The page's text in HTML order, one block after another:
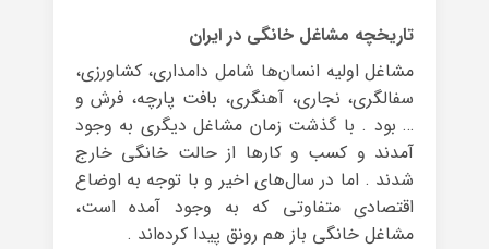
تاریخچه مشاغل خانگی در ایران
مشاغل اولیه انسان‌ها شامل دامداری، کشاورزی،
سفالگری، نجاری، آهنگری، بافت پارچه، فرش و
… بود . با گذشت زمان مشاغل دیگری به وجود
آمدند و کسب و کارها از حالت خانگی خارج
شدند . اما در سال‌های اخیر و با توجه به اوضاع
اقتصادی متفاوتی که به وجود آمده است،
مشاغل خانگی باز هم رونق پیدا کرده‌اند .